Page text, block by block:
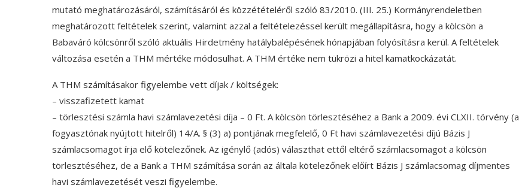
mutató meghatározásáról, számításáról és közzétételéről szóló 83/2010. (III. 25.) Kormányrendeletben
meghatározott feltételek szerint, valamint azzal a feltételezéssel került megállapításra, hogy a kölcsön a
Babaváró kölcsönről szóló aktuális Hirdetmény hatálybalépésének hónapjában folyósításra kerül. A feltételek
változása esetén a THM mértéke módosulhat. A THM értéke nem tükrözi a hitel kamatkockázatát.
A THM számításakor figyelembe vett díjak / költségek:
– visszafizetett kamat
– törlesztési számla havi számlavezetési díja – 0 Ft. A kölcsön törlesztéséhez a Bank a 2009. évi CLXII. törvény (a
fogyasztónak nyújtott hitelről) 14/A. § (3) a) pontjának megfelelő, 0 Ft havi számlavezetési díjú Bázis J
számlacsomagot írja elő kötelezőnek. Az igénylő (adós) választhat ettől eltérő számlacsomagot a kölcsön
törlesztéséhez, de a Bank a THM számítása során az általa kötelezőnek előírt Bázis J számlacsomag díjmentes
havi számlavezetését veszi figyelembe.